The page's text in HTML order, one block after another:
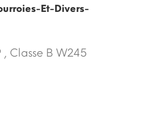
Et-Divers-
Classe B W245